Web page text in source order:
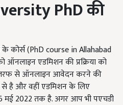
PhDकी
के कोर्स (PhD course in Allahabad
ऑनलाइन एडमिशन की प्रक्रिया को
से ऑनलाइन आवेदन करने की
है और वहीं एडमिशन के लिए
मई 2022 तक है. अगर आप भी पएचडी